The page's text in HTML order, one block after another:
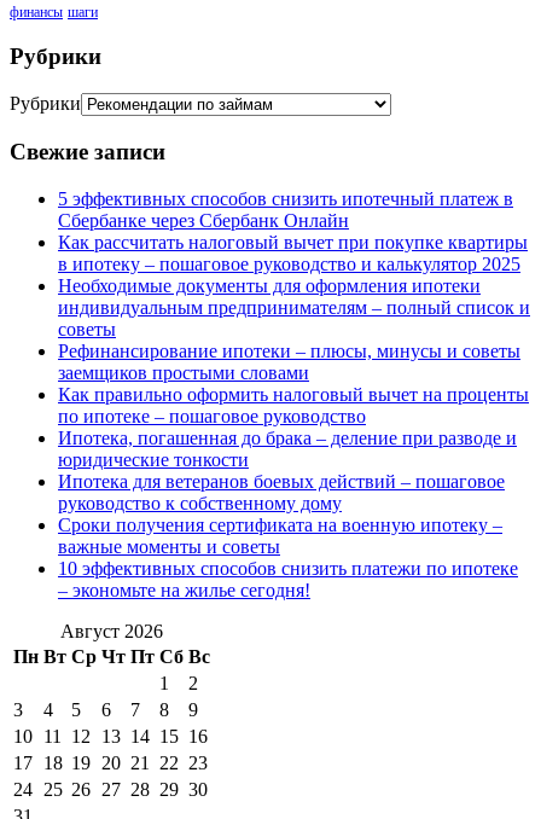
финансы шаги
Рубрики
Рубрики
Свежие записи
5 эффективных способов снизить ипотечный платеж в
Сбербанке через Сбербанк Онлайн
Как рассчитать налоговый вычет при покупке квартиры
в ипотеку – пошаговое руководство и калькулятор 2025
Необходимые документы для оформления ипотеки
индивидуальным предпринимателям – полный список и
советы
Рефинансирование ипотеки – плюсы, минусы и советы
заемщиков простыми словами
Как правильно оформить налоговый вычет на проценты
по ипотеке – пошаговое руководство
Ипотека, погашенная до брака – деление при разводе и
юридические тонкости
Ипотека для ветеранов боевых действий – пошаговое
руководство к собственному дому
Сроки получения сертификата на военную ипотеку –
важные моменты и советы
10 эффективных способов снизить платежи по ипотеке
– экономьте на жилье сегодня!
Август 2026
Пн Вт Ср Чт Пт Сб Вс
1
2
3
4 5 6 7 8
9
10 11 12 13 14 15 16
17 18 19 20 21 22 23
24 25 26 27 28 29 30